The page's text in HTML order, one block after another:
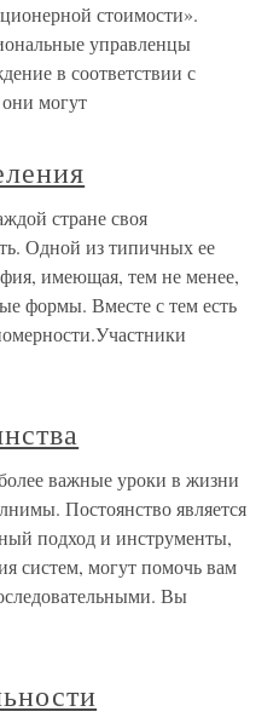
стоимости».
управленцы
в соответствии с
могут
стране своя
Одной из типичных ее
имеющая, тем не менее,
формы. Вместе с тем есть
важные уроки в жизни
Постоянство является
подход и инструменты,
систем, могут помочь вам
Вы